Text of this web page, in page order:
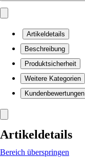
Artikeldetails
Beschreibung
Produktsicherheit
Weitere Kategorien
Kundenbewertungen
Artikeldetails
Bereich überspringen